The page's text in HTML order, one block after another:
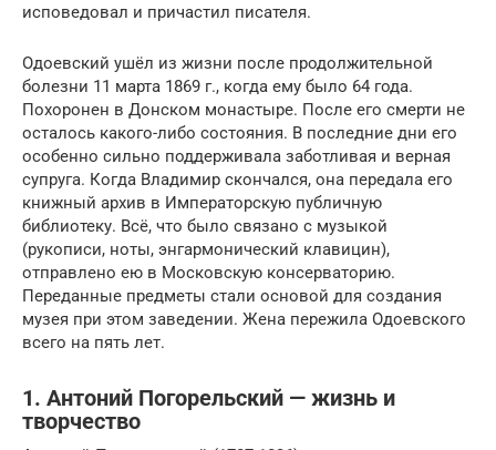
исповедовал и причастил писателя.
Одоевский ушёл из жизни после продолжительной
болезни 11 марта 1869 г., когда ему было 64 года.
Похоронен в Донском монастыре. После его смерти не
осталось какого-либо состояния. В последние дни его
особенно сильно поддерживала заботливая и верная
супруга. Когда Владимир скончался, она передала его
книжный архив в Императорскую публичную
библиотеку. Всё, что было связано с музыкой
(рукописи, ноты, энгармонический клавицин),
отправлено ею в Московскую консерваторию.
Переданные предметы стали основой для создания
музея при этом заведении. Жена пережила Одоевского
всего на пять лет.
1. Антоний Погорельский — жизнь и
творчество